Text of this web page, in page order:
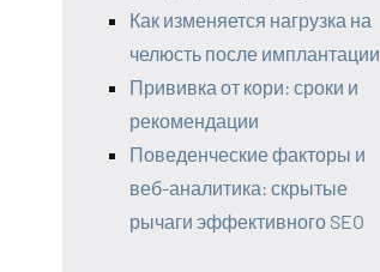
Как изменяется нагрузка на
челюсть после имплантации
Прививка от кори: сроки и
рекомендации
Поведенческие факторы и
веб-аналитика: скрытые
рычаги эффективного SEO